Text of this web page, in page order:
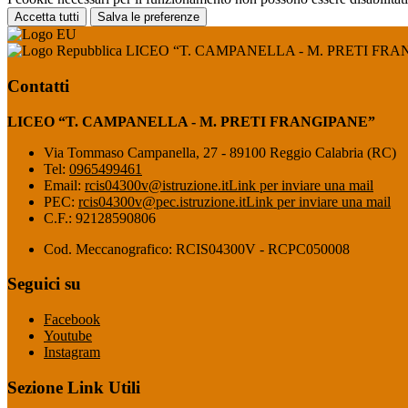
Accetta tutti Salva le preferenze
LICEO “T. CAMPANELLA - M. PRETI
Contatti
LICEO “T. CAMPANELLA - M. PRETI FRANGIPANE”
Via Tommaso Campanella, 27 - 89100 Reggio Calabria (RC)
Tel: 0965499461
Email: rcis04300v@istruzione.itLink per inviare una mail
PEC: rcis04300v@pec.istruzione.itLink per inviare una mail
C.F.: 92128590806
Cod. Meccanografico: RCIS04300V - RCPC050008
Seguici su
Facebook
Youtube
Instagram
Sezione Link Utili